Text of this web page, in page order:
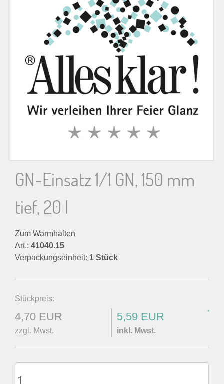
a
h
GN-Einsatz 1/1 GN, 150 mm
tief, 20 l
Zum Warmhalten
Art.: 41040.15
Verpackungseinheit: 1 Stück
Stückpreis:
4,70 EUR
zzgl. Mwst.
5,59 EUR *
inkl. Mwst.